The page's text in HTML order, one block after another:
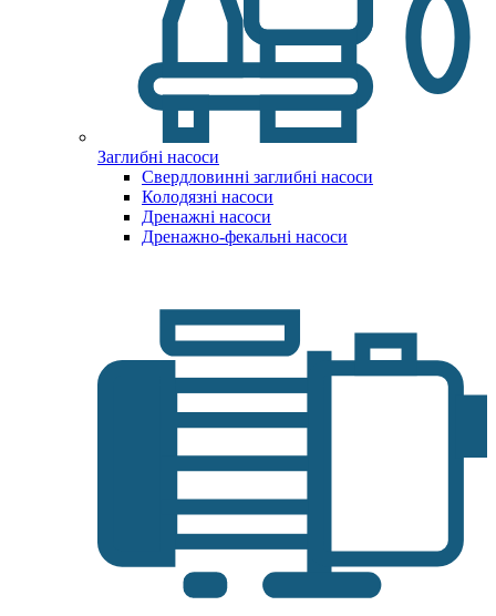
Заглибні насоси
Свердловинні заглибні насоси
Колодязні насоси
Дренажні насоси
Дренажно-фекальні насоси